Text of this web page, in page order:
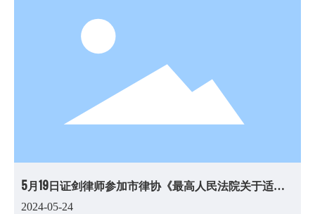
5月19日证剑律师参加市律协《最高人民法院关于适用
〈中华人民共和国民法典〉合同编通则若干问题的解
2024-05-24